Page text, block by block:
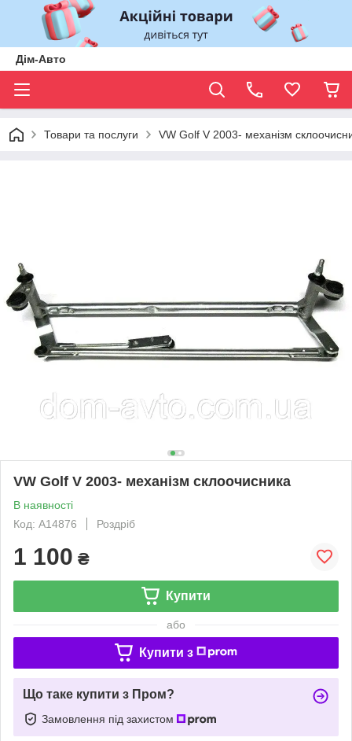
Дім-Авто
Товари та послуги VW Golf V 2003- механізм
VW Golf V 2003- механізм склоочисника
В наявності
Код: A14876
Роздріб
1 100 ₴
Купити
або
Купити з
Що таке купити з Пром?
Замовлення під захистом